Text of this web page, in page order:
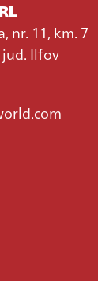
nr. 11, km. 7
jud. Ilfov